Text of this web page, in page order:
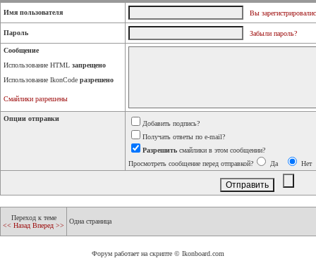
Имя пользователя Вы
Пароль Забыли пароль?
Сообщение
Использование HTML запрещено
Использование IkonCode разрешено
Смайлики разрешены
Опции отправки
Добавить подпись?
Получать ответы по e-mail?
Разрешить смайлики в этом сообщении?
Просмотреть сообщение перед отправкой?
Да Нет
Переход к теме
<< Назад Вперед >>
Одна страница
Форум работает на скрипте © Ikonboard.com